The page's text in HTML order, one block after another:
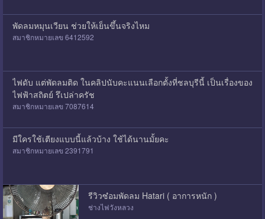
พัดลมหมุนเวียน ช่วยให้เย็นขึ้นจริงไหม
สมาชิกหมายเลข 6412592
ไฟดับ แต่พัดลมติด ในคลิปนับคะแนนเลือกตั้งที่ชลบุรีนี้ เป็นเรื่องของ
ไฟฟ้าสถิตย์ รึเปล่าครัช
สมาชิกหมายเลข 7087614
มีใครใช้เตียงแบบนี้แล้วบ้าง ใช้ได้นานมั้ยคะ
สมาชิกหมายเลข 2391791
รีวิวซ๋อมพัดลม Hatari ( อาการหนัก )
ช่างไฟวังหลวง